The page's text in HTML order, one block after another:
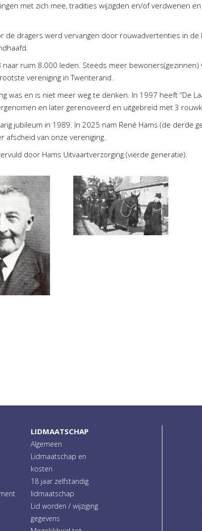
met zich mee, tradities wijzigden en/of verdwenen
de dragers werd vervangen door rouwadvertenties in de
ruim 8.000 leden. Steeds meer bewoners(gezinnen)
vereniging in Twenterand.
was en is niet meer weg te denken. In 1997 heeft “De
en later gerenoveerd en uitgebreid met 3
jubileum in 1989. In 2025 nam René Hams (de derde
afscheid van onze vereniging.
door Hams Uitvaartverzorging (vierde generatie).
LIDMAATSCHAP
Algemeen
Lidmaatschap en
kosten
18 jaar zelfstandig
lidmaatschap
Lid worden / wijziging
gegevens